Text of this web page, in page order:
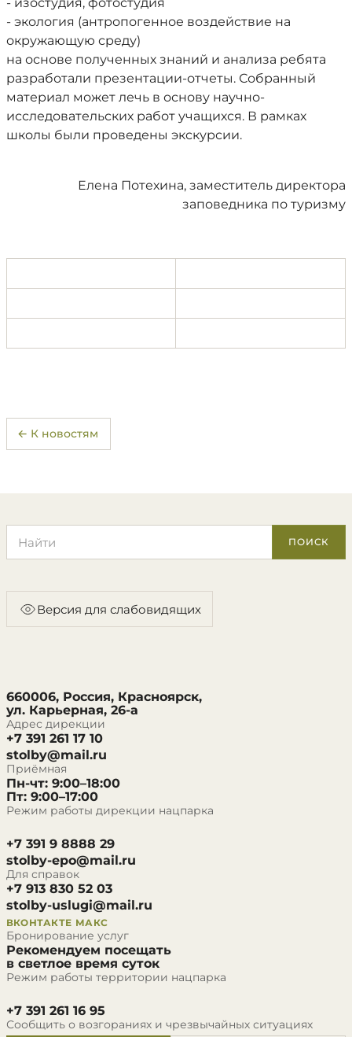
- экология (антропогенное воздействие на
окружающую среду)
на основе полученных знаний и анализа ребята
разработали презентации-отчеты. Собранный
материал может лечь в основу научно-
исследовательских работ учащихся. В рамках
школы были проведены экскурсии.
Елена Потехина, заместитель директора
заповедника по туризму
← К новостям
ПОИСК
Версия для слабовидящих
660006, Россия, Красноярск,
ул. Карьерная, 26-а
Адрес дирекции
+7 391 261 17 10
stolby@mail.ru
Приёмная
Пн-чт: 9:00–18:00
Пт: 9:00–17:00
Режим работы дирекции нацпарка
+7 391 9 8888 29
stolby-epo@mail.ru
Для справок
+7 913 830 52 03
stolby-uslugi@mail.ru
ВКОНТАКТЕ МАКС
Бронирование услуг
Рекомендуем посещать
в светлое время суток
Режим работы территории нацпарка
+7 391 261 16 95
Сообщить о возгораниях и чрезвычайных ситуациях